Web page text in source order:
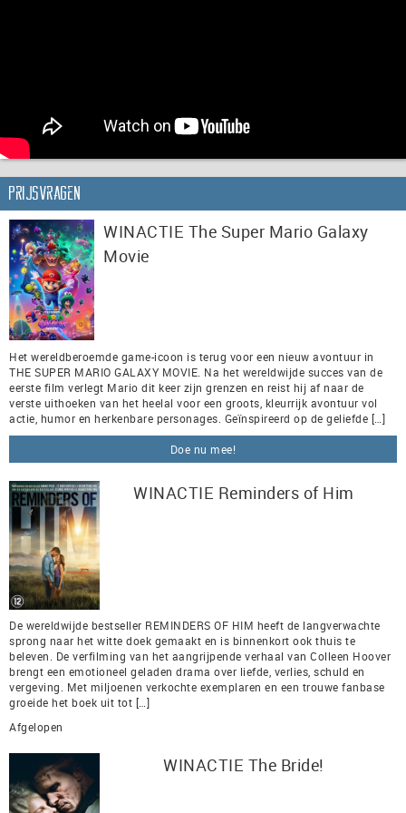
Prijsvragen
WINACTIE The Super Mario Galaxy
Movie
Het wereldberoemde game-icoon is terug voor een nieuw avontuur in
THE SUPER MARIO GALAXY MOVIE. Na het wereldwijde succes van de
eerste film verlegt Mario dit keer zijn grenzen en reist hij af naar de
verste uithoeken van het heelal voor een groots, kleurrijk avontuur vol
actie, humor en herkenbare personages. Geïnspireerd op de geliefde […]
Doe nu mee!
WINACTIE Reminders of Him
De wereldwijde bestseller REMINDERS OF HIM heeft de langverwachte
sprong naar het witte doek gemaakt en is binnenkort ook thuis te
beleven. De verfilming van het aangrijpende verhaal van Colleen Hoover
brengt een emotioneel geladen drama over liefde, verlies, schuld en
vergeving. Met miljoenen verkochte exemplaren en een trouwe fanbase
groeide het boek uit tot […]
Afgelopen
WINACTIE The Bride!